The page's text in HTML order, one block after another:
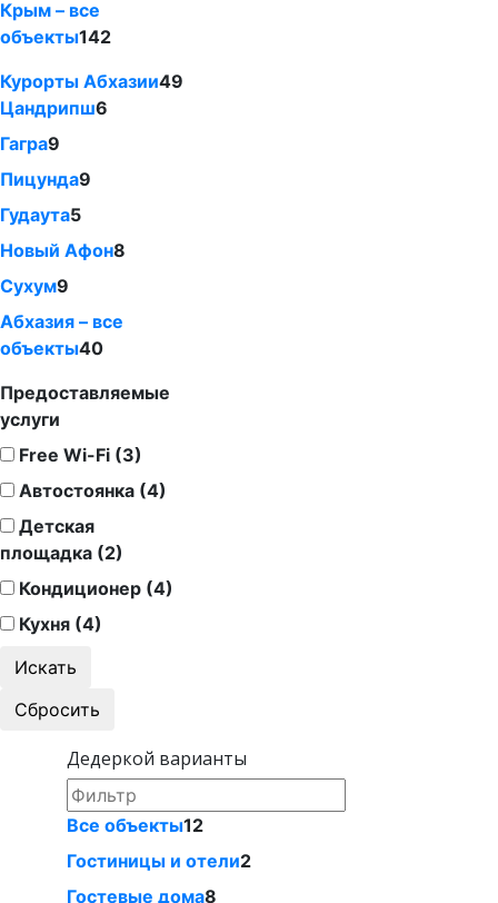
Крым – все
объекты142
Курорты Абхазии49
Цандрипш6
Гагра9
Пицунда9
Гудаута5
Новый Афон8
Сухум9
Абхазия – все
объекты40
Предоставляемые
услуги
Free Wi-Fi (3)
Автостоянка (4)
Детская
площадка (2)
Кондиционер (4)
Кухня (4)
Дедеркой варианты
Все объекты12
Гостиницы и отели2
Гостевые дома8